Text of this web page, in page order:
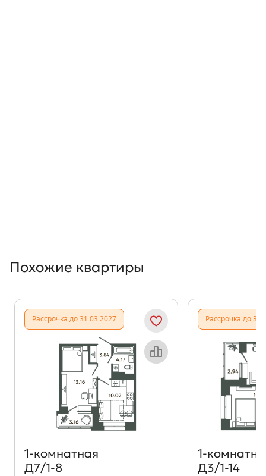
Похожие квартиры
Рассрочка до 31.03.2027
Объект месяца
1‑комнатная
Д7/1-8
Рассрочка до
Д3/1-14